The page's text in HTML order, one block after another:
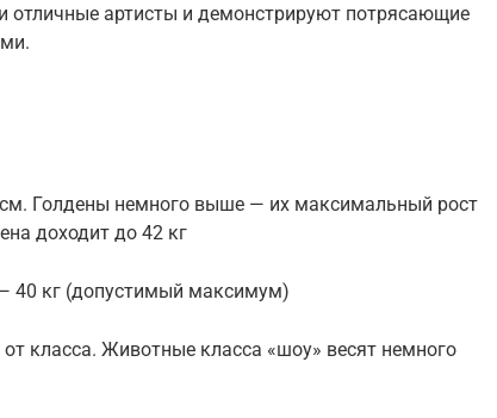
отличные артисты и демонстрируют потрясающие
Голдены немного выше — их максимальный рост
доходит до 42 кг
40 кг (допустимый максимум)
класса. Животные класса «шоу» весят немного